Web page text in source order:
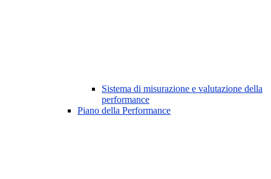
Sistema di misurazione e valutazione della
performance
Piano della Performance